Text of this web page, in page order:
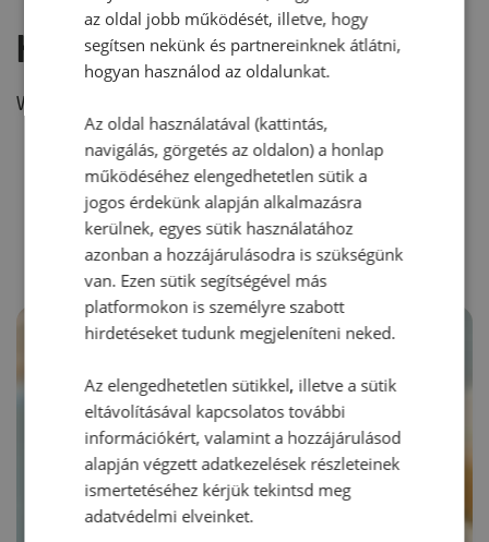
Hozzászólás írása
Vélemény írásához, kérjük,
RECEPTAJÁNLÓ
az oldal jobb működését, illetve, hogy
segítsen nekünk és partnereinknek átlátni,
hogyan használod az oldalunkat.
Az oldal használatával (kattintás,
navigálás, görgetés az oldalon) a honlap
működéséhez elengedhetetlen sütik a
jogos érdekünk alapján alkalmazásra
kerülnek, egyes sütik használatához
azonban a hozzájárulásodra is szükségünk
van. Ezen sütik segítségével más
platformokon is személyre szabott
hirdetéseket tudunk megjeleníteni neked.
Az elengedhetetlen sütikkel, illetve a sütik
eltávolításával kapcsolatos további
információkért, valamint a hozzájárulásod
alapján végzett adatkezelések részleteinek
ismertetéséhez kérjük tekintsd meg
adatvédelmi elveinket.